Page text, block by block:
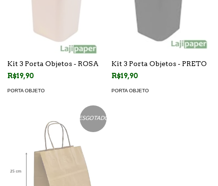
Kit 3 Porta Objetos - ROSA
R$19,90
PORTA OBJETO
Kit 3 Porta Objetos - PRETO
R$19,90
PORTA OBJETO
ESGOTADO